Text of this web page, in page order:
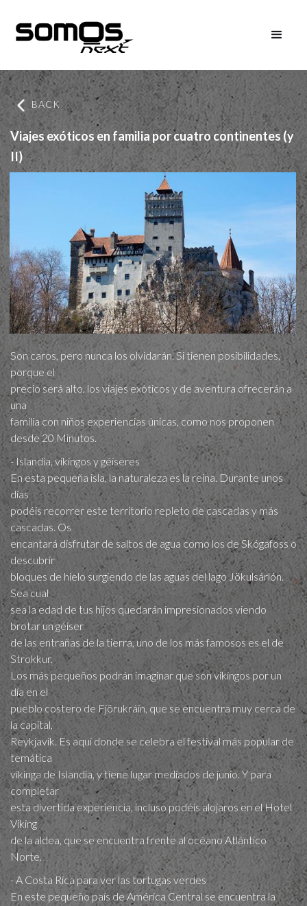
BACK
Viajes exóticos en familia por cuatro continentes (y
II)
Son caros, pero nunca los olvidarán. Si tienen posibilidades,
porque el
precio será alto, los viajes exóticos y de aventura ofrecerán a
una
familia con niños experiencias únicas, como nos proponen
desde 20 Minutos.
- Islandia, vikingos y géiseres
En esta pequeña isla, la naturaleza es la reina. Durante unos
días
podéis recorrer este territorio repleto de cascadas y más
cascadas. Os
encantará disfrutar de saltos de agua como los de Skógafoss o
descubrir
bloques de hielo surgiendo de las aguas del lago Jökulsárlón.
Sea cual
sea la edad de tus hijos quedarán impresionados viendo
brotar un géiser
de las entrañas de la tierra, uno de los más famosos es el de
Strokkur.
Los más pequeños podrán imaginar que son vikingos por un
día en el
pueblo costero de Fjörukráin, que se encuentra muy cerca de
la capital,
Reykjavík. Es aquí donde se celebra el festival más popular de
temática
vikinga de Islandia, y tiene lugar mediados de junio. Y para
completar
esta divertida experiencia, incluso podéis alojaros en el Hotel
Viking
de la aldea, que se encuentra frente al océano Atlántico
Norte.
- A Costa Rica para ver las tortugas verdes
En este pequeño país de América Central se encuentra la